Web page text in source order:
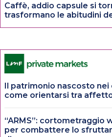
Caffè, addio capsule si
trasformano le abitudini
Il patrimonio nascosto
come orientarsi tra
“ARMS”: cortometraggio
per combattere lo